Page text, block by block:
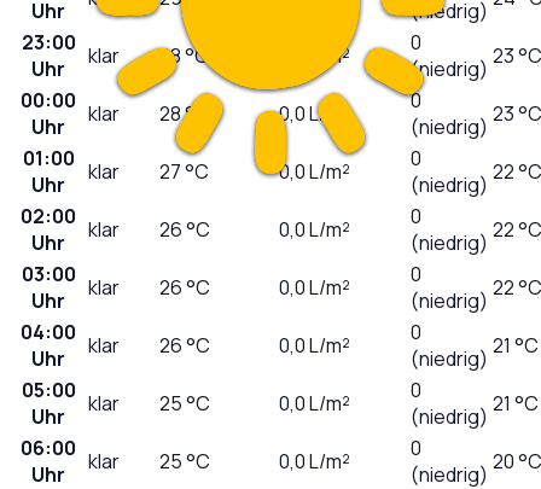
Uhr (niedrig)
23:00
Uhr
klar 28°C L/m²
0
(niedrig) 23 °C
00:00
Uhr
klar 28°C 0,0L/m²
0
(niedrig) 23 °C
01:00
Uhr
klar 27°C 0,0L/m²
0
(niedrig) 22 °C
02:00
Uhr
klar 26°C 0,0L/m²
0
(niedrig) 22 °C
03:00
Uhr
klar 26°C 0,0L/m²
0
(niedrig) 22 °C
04:00
Uhr
klar 26°C 0,0L/m²
0
(niedrig) 21 °C
05:00
Uhr
klar 25°C 0,0L/m²
0
(niedrig) 21 °C
06:00
Uhr
klar 25°C 0,0L/m²
0
(niedrig) 20 °C